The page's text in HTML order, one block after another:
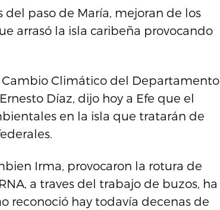
del paso de María, mejoran de los
arrasó la isla caribeña provocando
Cambio Climático del Departamento
Díaz, dijo hoy a Efe que el
en la isla que tratarán de
Irma, provocaron la rotura de
a traves del trabajo de buzos, ha
reconoció hay todavía decenas de